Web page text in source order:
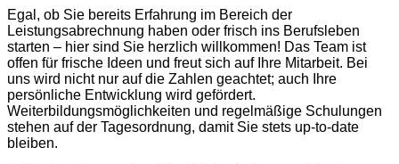
Egal, ob Sie bereits Erfahrung im Bereich der
Leistungsabrechnung haben oder frisch ins Berufsleben
starten – hier sind Sie herzlich willkommen! Das Team ist
offen für frische Ideen und freut sich auf Ihre Mitarbeit. Bei
uns wird nicht nur auf die Zahlen geachtet; auch Ihre
persönliche Entwicklung wird gefördert.
Weiterbildungsmöglichkeiten und regelmäßige Schulungen
stehen auf der Tagesordnung, damit Sie stets up-to-date
bleiben.